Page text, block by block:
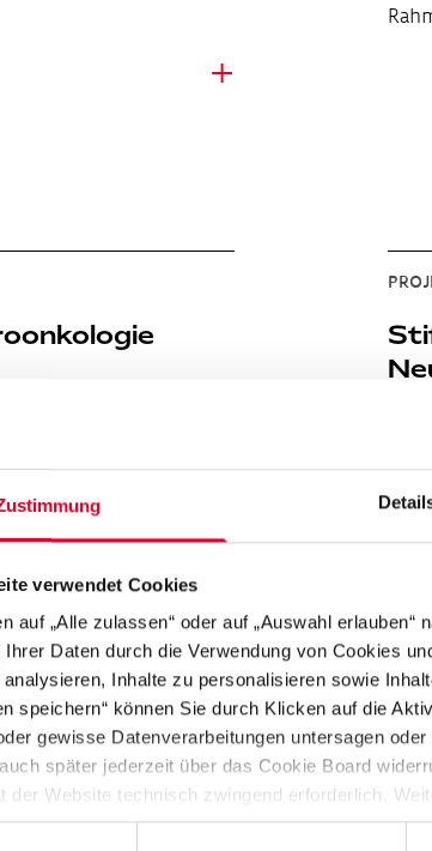
verwendet Cookies
auf „Alle zulassen“ oder auf „Auswahl
Ihrer Daten durch die Verwendung von Cookies
Inhalte zu personalisieren sowie
speichern“ können Sie durch Klicken auf die
gewisse Datenverarbeitungen untersagen
später jederzeit über das Cookie Board
der Website technisch zwingend erforderlich.
(„Datenschutzhinweise“).
+
Hertie-Stiftung an dem
neuroonkologischen
+
Gottfried